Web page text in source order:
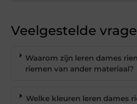
Veelgestelde
Waarom zijn leren dames
riemen van ander materiaal?
Welke kleuren leren dames